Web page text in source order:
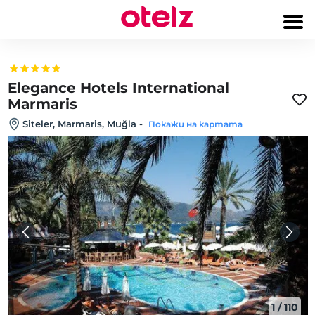
Elegance Hotels International
Marmaris
Siteler, Marmaris, Muğla - Покажи на картата
1 /110